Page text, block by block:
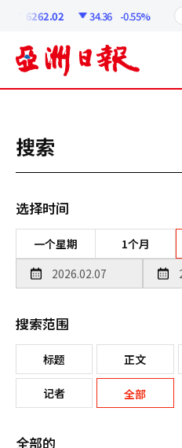
6262.02 34.36 -0.55%
搜索
选择时间
一个星期 1个月
搜索范围
标题 正文
记者 全部
全部的